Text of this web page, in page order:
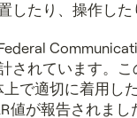
たり、操作した
されています。こ
で適切に着用し
が報告されまし